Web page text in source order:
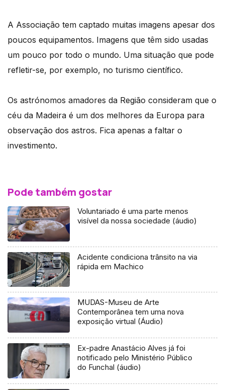
A Associação tem captado muitas imagens apesar dos
poucos equipamentos. Imagens que têm sido usadas
um pouco por todo o mundo. Uma situação que pode
refletir-se, por exemplo, no turismo científico.
Os astrónomos amadores da Região consideram que o
céu da Madeira é um dos melhores da Europa para
observação dos astros. Fica apenas a faltar o
investimento.
Pode também gostar
Voluntariado é uma parte menos
visível da nossa sociedade (áudio)
Acidente condiciona trânsito na via
rápida em Machico
MUDAS-Museu de Arte
Contemporânea tem uma nova
exposição virtual (Áudio)
Ex-padre Anastácio Alves já foi
notificado pelo Ministério Público
do Funchal (áudio)